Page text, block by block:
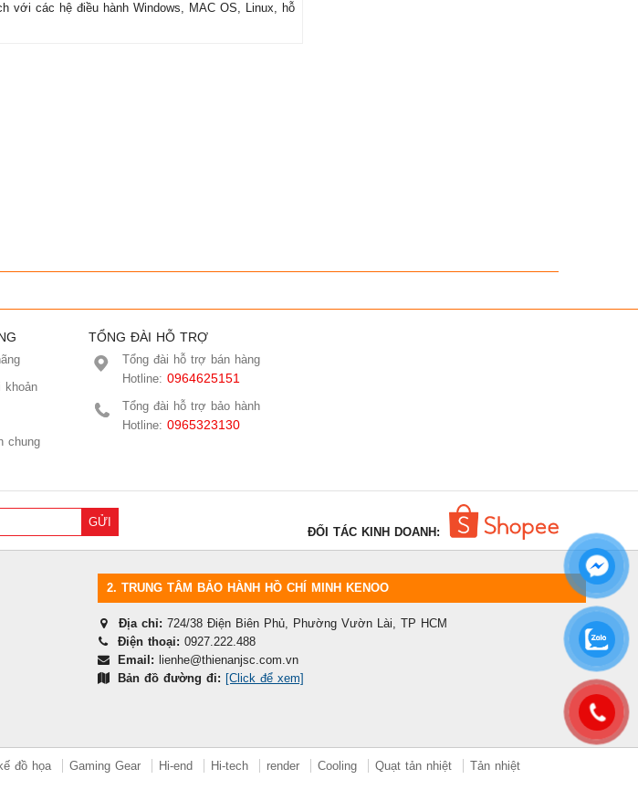
với các hệ điều hành Windows, MAC OS, Linux, hỗ
khoản
chung
TỔNG ĐÀI HỖ TRỢ
Tổng đài hỗ trợ bán hàng
Hotline:0964625151
Tổng đài hỗ trợ bảo hành
Hotline:0965323130
GỬI
ĐỐI TÁC KINH DOANH:
2. TRUNG TÂM BẢO HÀNH HỒ CHÍ MINH KENOO
Địa chỉ: 724/38 Điện Biên Phủ, Phường Vườn Lài, TP HCM
Điện thoại: 0927.222.488
Email: lienhe@thienanjsc.com.vn
Bản đồ đường đi: [Click để xem]
đồ họa Gaming Gear Hi-end Hi-tech render Cooling Quạt tản nhiệt
Tản nhiệt